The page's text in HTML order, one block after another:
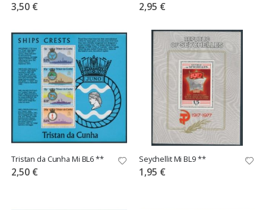
3,50 € 2,95 €
Tristan da Cunha Mi BL6 **
2,50 €
Seychellit Mi BL9 **
1,95 €